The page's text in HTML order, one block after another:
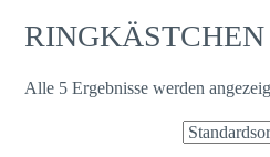
Alle 5 Ergebnisse werden